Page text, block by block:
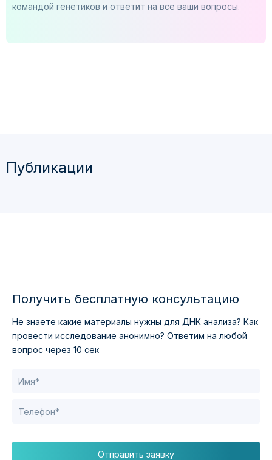
командой генетиков и ответит на все ваши вопросы.
Публикации
Получить бесплатную консультацию
Не знаете какие материалы нужны для ДНК анализа? Как
провести исследование анонимно? Ответим на любой
вопрос через 10 сек
Отправить заявку